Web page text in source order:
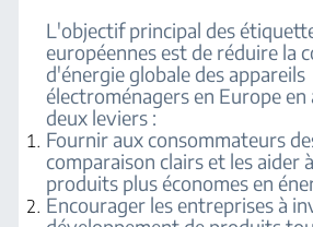
L'objectif principal des
européennes est de réduire la
d'énergie globale des appareils
électroménagers en Europe
deux leviers :
Fournir aux consommateurs
comparaison clairs et les aider
produits plus économes en
Encourager les entreprises à